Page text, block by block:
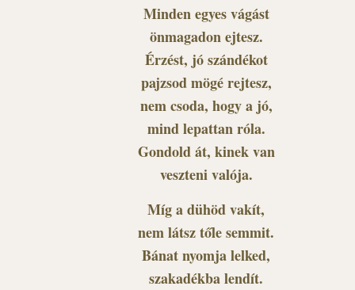
Minden egyes vágást
önmagadon ejtesz.
Érzést, jó szándékot
pajzsod mögé rejtesz,
nem csoda, hogy a jó,
mind lepattan róla.
Gondold át, kinek van
veszteni valója.
Míg a dühöd vakít,
nem látsz tőle semmit.
Bánat nyomja lelked,
szakadékba lendít.